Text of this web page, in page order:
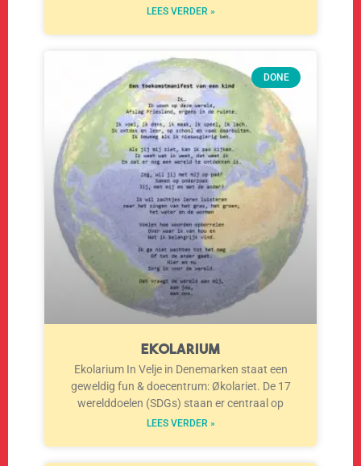
LEES VERDER »
DONE
Ekolarium
Ekolarium In Velje in Denemarken staat een
geweldig fun & doecentrum: Økolariet. De 17
werelddoelen (SDGs) staan er centraal op
LEES VERDER »